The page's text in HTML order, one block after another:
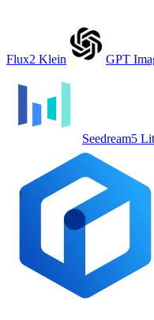
Flux2 Klein GPT
Seedream5